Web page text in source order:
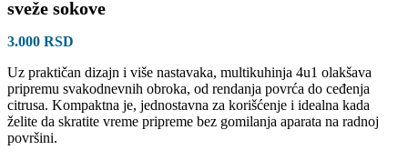
sveže sokove
3.000 RSD
Uz praktičan dizajn i više nastavaka, multikuhinja 4u1 olakšava
pripremu svakodnevnih obroka, od rendanja povrća do ceđenja
citrusa. Kompaktna je, jednostavna za korišćenje i idealna kada
želite da skratite vreme pripreme bez gomilanja aparata na radnoj
površini.